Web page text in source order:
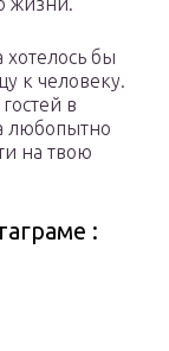
бы
к человеку.
в
любопытно
на твою
: